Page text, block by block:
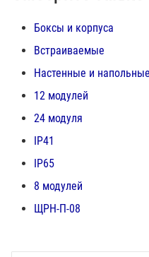
Боксы и корпуса
Встраиваемые
Настенные и напольные
12 модулей
24 модуля
IP41
IP65
8 модулей
ЩРН-П-08